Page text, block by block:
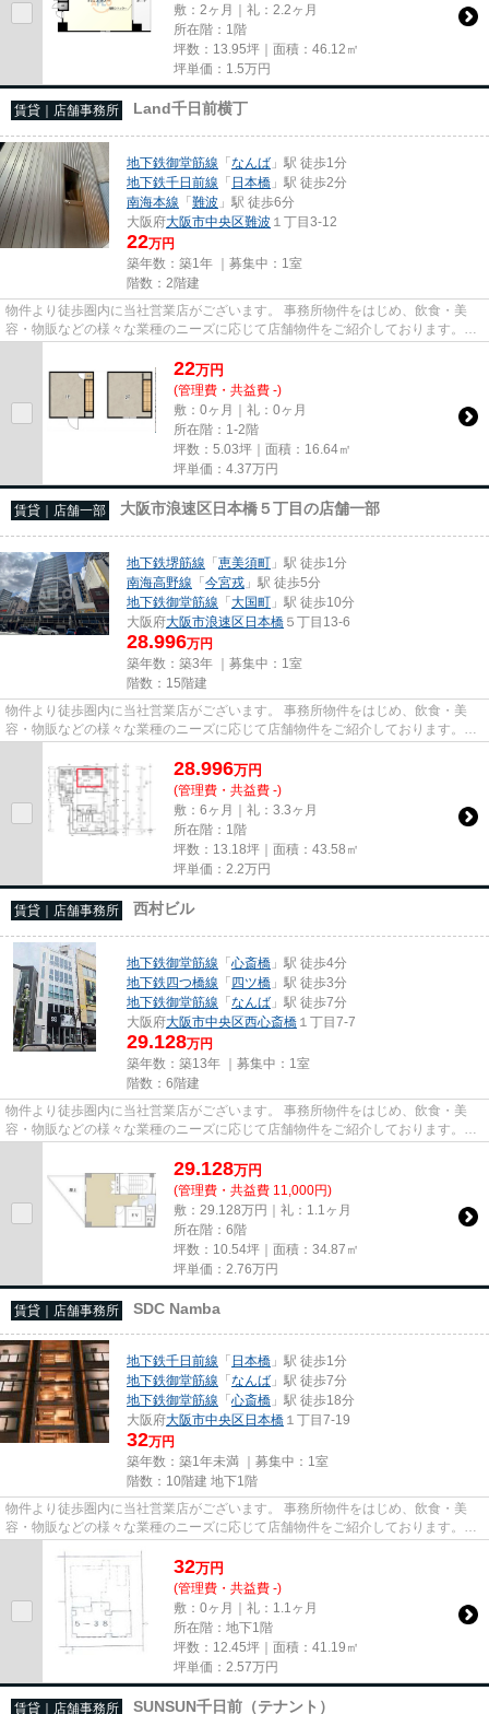
敷：2ヶ月｜礼：2.2ヶ月
所在階：1階
坪数：13.95坪｜面積：46.12㎡
坪単価： 1.5万円
賃貸｜店舗事務所 Land千日前横丁
地下鉄御堂筋線 「なんば 」駅 徒歩1分
地下鉄千日前線 「 日本橋 」駅 徒歩2分
南海本線 「難波 」駅 徒歩6分
大阪府大阪市中央区難波 １丁目3-12
22万円
築年数：築1年 ｜募集中： 1室
階数：2階建
物件より徒歩圏内に当社営業店がございます。 事務所物件をはじめ、飲食・美
容・物販などの様々な業種のニーズに応じて店舗物件をご紹介しております。
尚、弊社ではおとり広告は一切...
22万円
(管理費・共益費 -)
敷：0ヶ月｜礼：0ヶ月
所在階：1-2階
坪数：5.03坪｜面積：16.64㎡
坪単価： 4.37万円
賃貸｜店舗一部 大阪市浪速区日本橋５丁目の店舗一部
地下鉄堺筋線 「恵美須町 」駅 徒歩1分
南海高野線 「今宮戎 」駅 徒歩5分
地下鉄御堂筋線 「大国町 」駅 徒歩10分
大阪府大阪市浪速区日本橋 ５丁目13-6
28.996万円
築年数：築3年 ｜募集中： 1室
階数：15階建
物件より徒歩圏内に当社営業店がございます。 事務所物件をはじめ、飲食・美
容・物販などの様々な業種のニーズに応じて店舗物件をご紹介しております。
尚、弊社ではおとり広告は一切...
28.996万円
(管理費・共益費 -)
敷：6ヶ月｜礼：3.3ヶ月
所在階：1階
坪数：13.18坪｜面積：43.58㎡
坪単価： 2.2万円
賃貸｜店舗事務所 西村ビル
地下鉄御堂筋線 「心斎橋 」駅 徒歩4分
地下鉄四つ橋線 「四ツ橋 」駅 徒歩3分
地下鉄御堂筋線 「なんば 」駅 徒歩7分
大阪府大阪市中央区西心斎橋 １丁目7-7
29.128万円
築年数：築13年 ｜募集中： 1室
階数：6階建
物件より徒歩圏内に当社営業店がございます。 事務所物件をはじめ、飲食・美
容・物販などの様々な業種のニーズに応じて店舗物件をご紹介しております。
尚、弊社ではおとり広告は一切...
29.128万円
(管理費・共益費 11,000円)
敷：29.128万円｜礼：1.1ヶ月
所在階：6階
坪数：10.54坪｜面積：34.87㎡
坪単価： 2.76万円
賃貸｜店舗事務所 SDC Namba
地下鉄千日前線 「 日本橋 」駅 徒歩1分
地下鉄御堂筋線 「なんば 」駅 徒歩7分
地下鉄御堂筋線 「心斎橋 」駅 徒歩18分
大阪府大阪市中央区日本橋 １丁目7-19
32万円
築年数：築1年未満 ｜募集中： 1室
階数：10階建 地下1階
物件より徒歩圏内に当社営業店がございます。 事務所物件をはじめ、飲食・美
容・物販などの様々な業種のニーズに応じて店舗物件をご紹介しております。
尚、弊社ではおとり広告は一切...
32万円
(管理費・共益費 -)
敷：0ヶ月｜礼：1.1ヶ月
所在階：地下1階
坪数：12.45坪｜面積：41.19㎡
坪単価： 2.57万円
賃貸｜店舗事務所 SUNSUN千日前（テナント）